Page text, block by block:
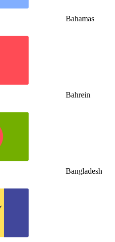
Bahamas
Bahrein
Bangladesh